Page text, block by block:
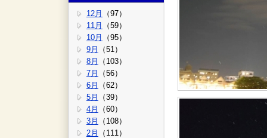
12月
（97）
11月
（59）
10月
（95）
9月
（51）
8月
（103）
7月
（56）
6月
（62）
5月
（39）
4月
（60）
3月
（108）
2月
（111）